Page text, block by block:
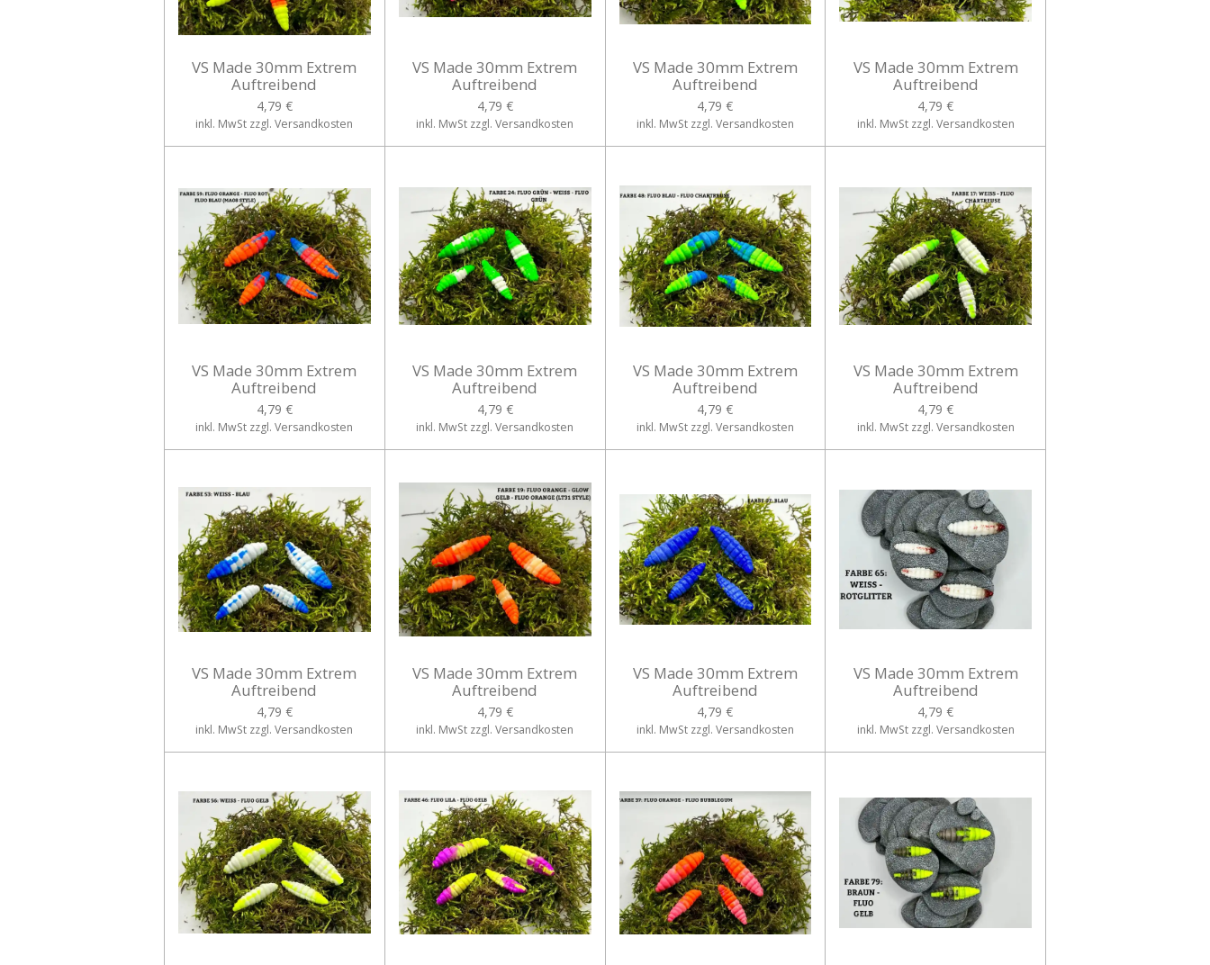
VS Made 30mm Extrem
Auftreibend
4,79 €
inkl. MwSt zzgl. Versandkosten
VS Made 30mm Extrem
Auftreibend
4,79 €
inkl. MwSt zzgl. Versandkosten
VS Made 30mm Extrem
Auftreibend
4,79 €
inkl. MwSt zzgl. Versandkosten
VS Made 30mm Extrem
Auftreibend
4,79 €
inkl. MwSt zzgl. Versandkosten
VS Made 30mm Extrem
Auftreibend
4,79 €
inkl. MwSt zzgl. Versandkosten
VS Made 30mm Extrem
Auftreibend
4,79 €
inkl. MwSt zzgl. Versandkosten
VS Made 30mm Extrem
Auftreibend
4,79 €
inkl. MwSt zzgl. Versandkosten
VS Made 30mm Extrem
Auftreibend
4,79 €
inkl. MwSt zzgl. Versandkosten
VS Made 30mm Extrem
Auftreibend
4,79 €
inkl. MwSt zzgl. Versandkosten
VS Made 30mm Extrem
Auftreibend
4,79 €
inkl. MwSt zzgl. Versandkosten
VS Made 30mm Extrem
Auftreibend
4,79 €
inkl. MwSt zzgl. Versandkosten
VS Made 30mm Extrem
Auftreibend
4,79 €
inkl. MwSt zzgl. Versandkosten